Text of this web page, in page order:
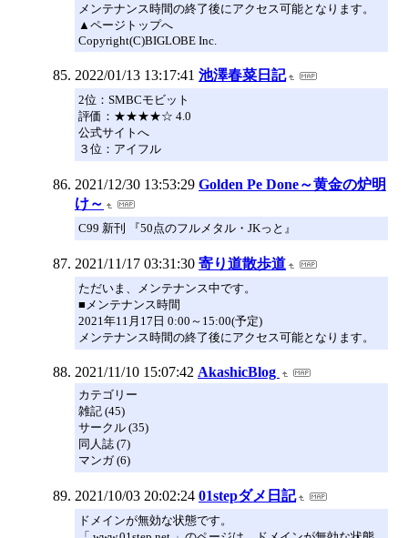
メンテナンス時間の終了後にアクセス可能となります。
▲ページトップへ
Copyright(C)BIGLOBE Inc.
2022/01/13 13:17:41 池澤春菜日記
2位：SMBCモビット
評価：★★★★☆ 4.0
公式サイトへ
３位：アイフル
2021/12/30 13:53:29 Golden Pe Done～黄金の炉明
け～
C99 新刊 『50点のフルメタル・JKっと』
2021/11/17 03:31:30 寄り道散歩道
ただいま、メンテナンス中です。
■メンテナンス時間
2021年11月17日 0:00～15:00(予定)
メンテナンス時間の終了後にアクセス可能となります。
2021/11/10 15:07:42 AkashicBlog
カテゴリー
雑記 (45)
サークル (35)
同人誌 (7)
マンガ (6)
2021/10/03 20:02:24 01stepダメ日記
ドメインが無効な状態です。